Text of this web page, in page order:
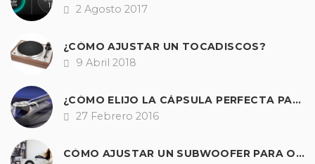
Fecha
2 Agosto 2017
¿CÓMO AJUSTAR UN TOCADISCOS?
Fecha
9 Abril 2018
¿CÓMO ELIJO LA CÁPSULA PERFECTA PARA MI GIRADISCOS?
Fecha
27 Febrero 2016
CÓMO AJUSTAR UN SUBWOOFER PARA OBTENER UNOS GRAVES PERFECTOS EN HI-FI Y A/V